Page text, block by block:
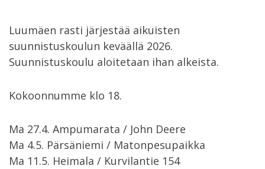
Luumäen rasti järjestää aikuisten
suunnistuskoulun keväällä 2026.
Suunnistuskoulu aloitetaan ihan alkeista.
Kokoonnumme klo 18.
Ma 27.4. Ampumarata / John Deere
Ma 4.5. Pärsäniemi / Matonpesupaikka
Ma 11.5. Heimala / Kurvilantie 154